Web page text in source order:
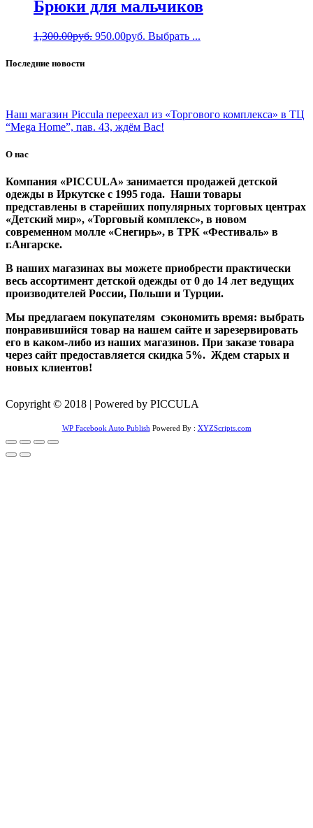
Брюки для мальчиков
1,300.00руб. 950.00руб. Выбрать ...
Последние новости
Наш магазин Piccula переехал из «Торгового комплекса» в ТЦ
“Mega Home”, пав. 43, ждём Вас!
О нас
Компания «PICCULA» занимается продажей детской
одежды в Иркутске с 1995 года. Наши товары
представлены в старейших популярных торговых центрах
«Детский мир», «Торговый комплекс», в новом
современном молле «Снегирь», в ТРК «Фестиваль» в
г.Ангарске.
В наших магазинах вы можете приобрести практически
весь ассортимент детской одежды от 0 до 14 лет ведущих
производителей России, Польши и Турции.
Мы предлагаем покупателям сэкономить время: выбрать
понравившийся товар на нашем сайте и зарезервировать
его в каком-либо из наших магазинов. При заказе товара
через сайт предоставляется скидка 5%. Ждем старых и
новых клиентов!
Copyright © 2018 | Powered by PICCULA
WP Facebook Auto Publish Powered By : XYZScripts.com